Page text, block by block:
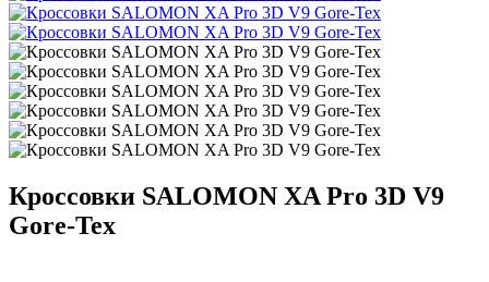
Кроссовки SALOMON XA Pro 3D V9
Gore-Tex